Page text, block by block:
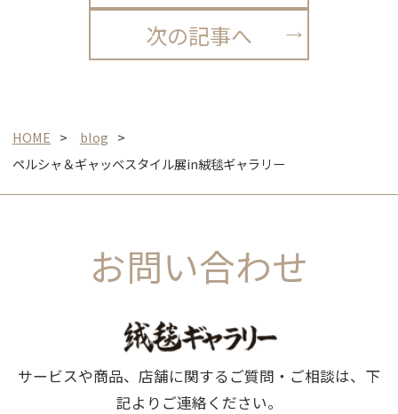
次の記事へ
HOME
blog
ペルシャ＆ギャッベスタイル展in絨毯ギャラリー
お問い合わせ
サービスや商品、店舗に関するご質問・ご相談は、下
記よりご連絡ください。